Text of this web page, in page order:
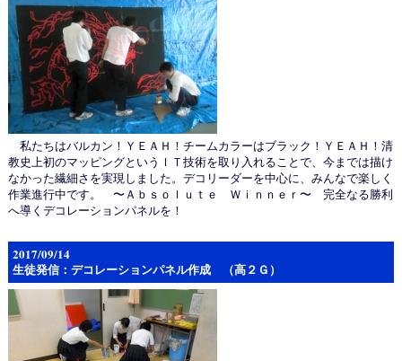
私たちはバルカン！ＹＥＡＨ！チームカラーはブラック！ＹＥＡＨ！清
教史上初のマッピングというＩＴ技術を取り入れることで、今までは描け
なかった繊細さを実現しました。デコリーダーを中心に、みんなで楽しく
作業進行中です。 〜Ａｂｓｏｌｕｔｅ Ｗｉｎｎｅｒ〜 完全なる勝利
へ導くデコレーションパネルを！
2017/09/14
生徒発信：デコレーションパネル作成 （高２Ｇ）